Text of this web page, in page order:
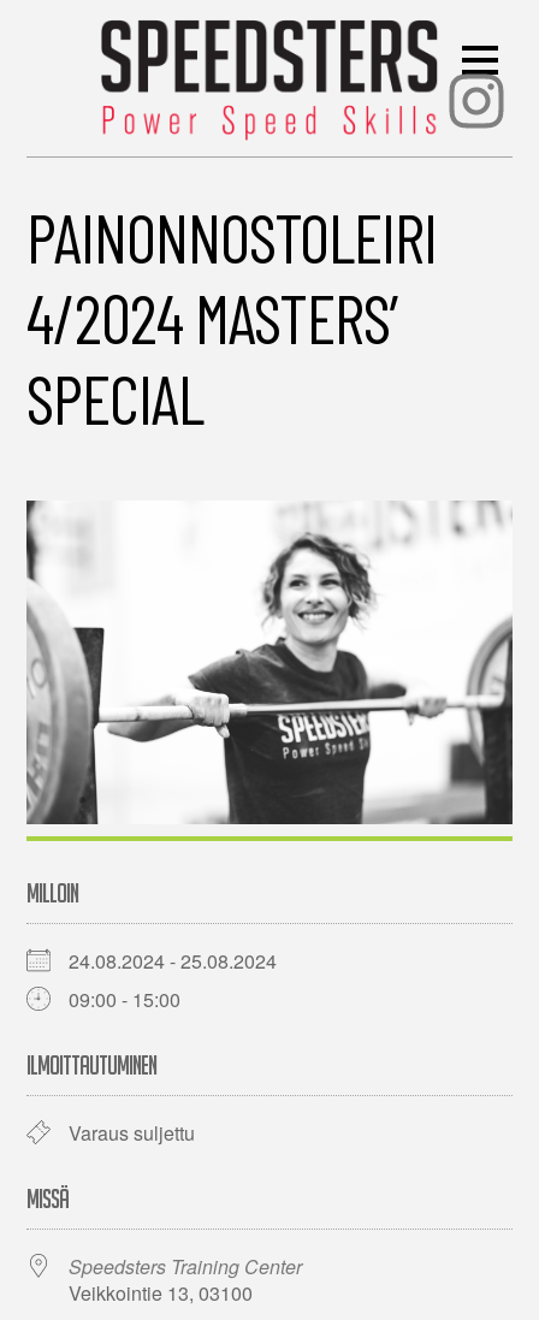
PAINONNOSTOLEIRI
4/2024 MASTERS’
SPECIAL
MILLOIN
24.08.2024 - 25.08.2024
09:00 - 15:00
ILMOITTAUTUMINEN
Varaus suljettu
MISSÄ
Speedsters Training Center
Veikkointie 13, 03100